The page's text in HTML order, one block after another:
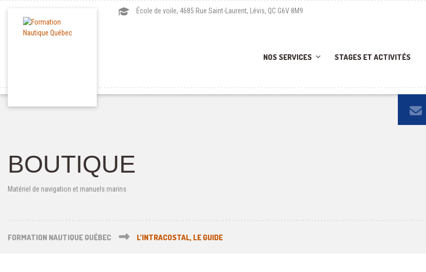
École de voile, 4685 Rue Saint-Laurent, Lévis, QC G6V 8M9
NOS SERVICES STAGES ET ACTIVITÉS
BOUTIQUE
Matériel de navigation et manuels marins
FORMATION NAUTIQUE QUÉBEC L’INTRACOSTAL, LE GUIDE